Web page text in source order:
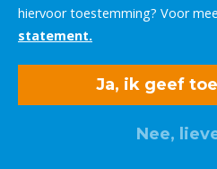
hiervoor toestemming? Voor
statement.
Ja, ik geef
Nee,